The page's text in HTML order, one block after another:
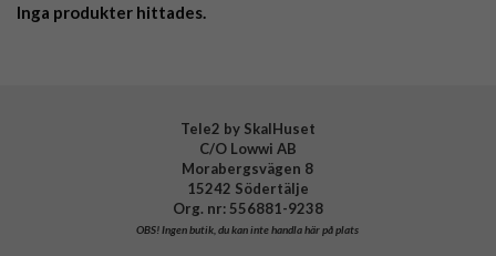
Inga produkter hittades.
Tele2 by SkalHuset
C/O Lowwi AB
Morabergsvägen 8
15242 Södertälje
Org. nr: 556881-9238
OBS!Ingen butik, du kan inte handla här på plats